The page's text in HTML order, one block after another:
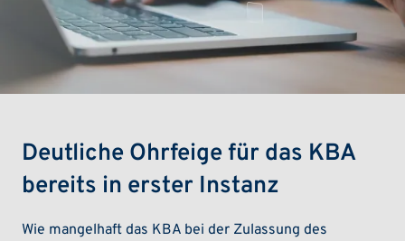
Deutliche Ohrfeige für das KBA
bereits in erster Instanz
Wie mangelhaft das KBA bei der Zulassung des